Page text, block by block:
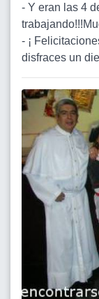
- Y eran las 4
- ¡
disfraces un